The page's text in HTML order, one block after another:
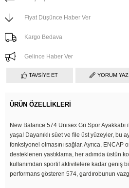
Fiyat Düşünce Haber Ver
Kargo Bedava
Gelince Haber Ver
TAVSIYE ET YORUM YAZ
ÜRÜN ÖZELLIKLERI
New Balance 574 Unisex Gri Spor Ayakkabı
yaşa! Dayanıklı süet ve file üst yüzeyler, bu
fonksiyonel olmasını sağlar. Ayrıca, ENCAP
desteklenen yastıklama, her adımda üstün
kullanımdan sportif aktivitelere kadar geniş
performans gösteren 574, gardırobunun